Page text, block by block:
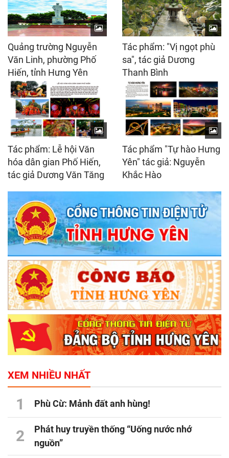
Quảng trường Nguyễn
Văn Linh, phường Phố
Hiến, tỉnh Hưng Yên
Tác phẩm: "Vị ngọt phù
sa", tác giả Dương
Thanh Bình
Tác phẩm: Lễ hội Văn
hóa dân gian Phố Hiến,
tác giả Dương Văn Tăng
Tác phẩm "Tự hào Hưng
Yên" tác giả: Nguyễn
Khắc Hào
XEM NHIỀU NHẤT
1 Phù Cừ: Mảnh đất anh hùng!
2
Phát huy truyền thống “Uống nước nhớ
nguồn”